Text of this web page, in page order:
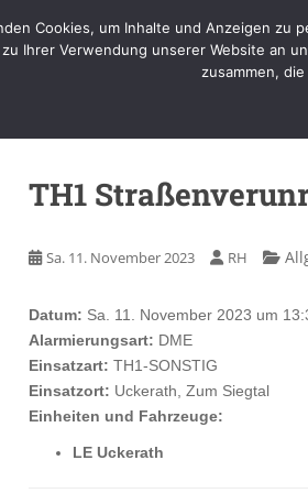
TH1
Sa. 11. November 2023 RH
Datum: Sa. 11. November 2023 um
Alarmierungsart: DME
Einsatzart: TH1-SONSTIG
Einsatzort: Uckerath, Zum Siegtal
Einheiten und Fahrzeuge:
LE Uckerath
Cookies, um Inhalte und Anzeigen zu
Ihrer Verwendung unserer Website an
zusammen,